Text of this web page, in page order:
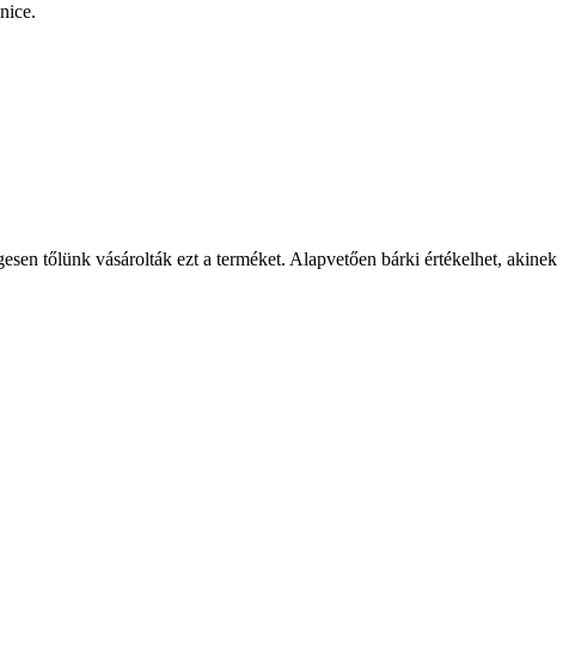
tőlünk vásárolták ezt a terméket. Alapvetően bárki értékelhet, akinek